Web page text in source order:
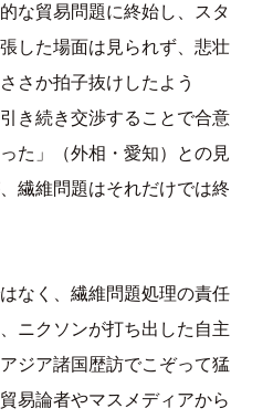
な貿易問題に終始し、スタ
した場面は見られず、悲壮
さか拍子抜けしたよう
き続き交渉することで合意
た」（外相・愛知）との見
繊維問題はそれだけでは終
なく、繊維問題処理の責任
ニクソンが打ち出した自主
ジア諸国歴訪でこぞって猛
易論者やマスメディアから